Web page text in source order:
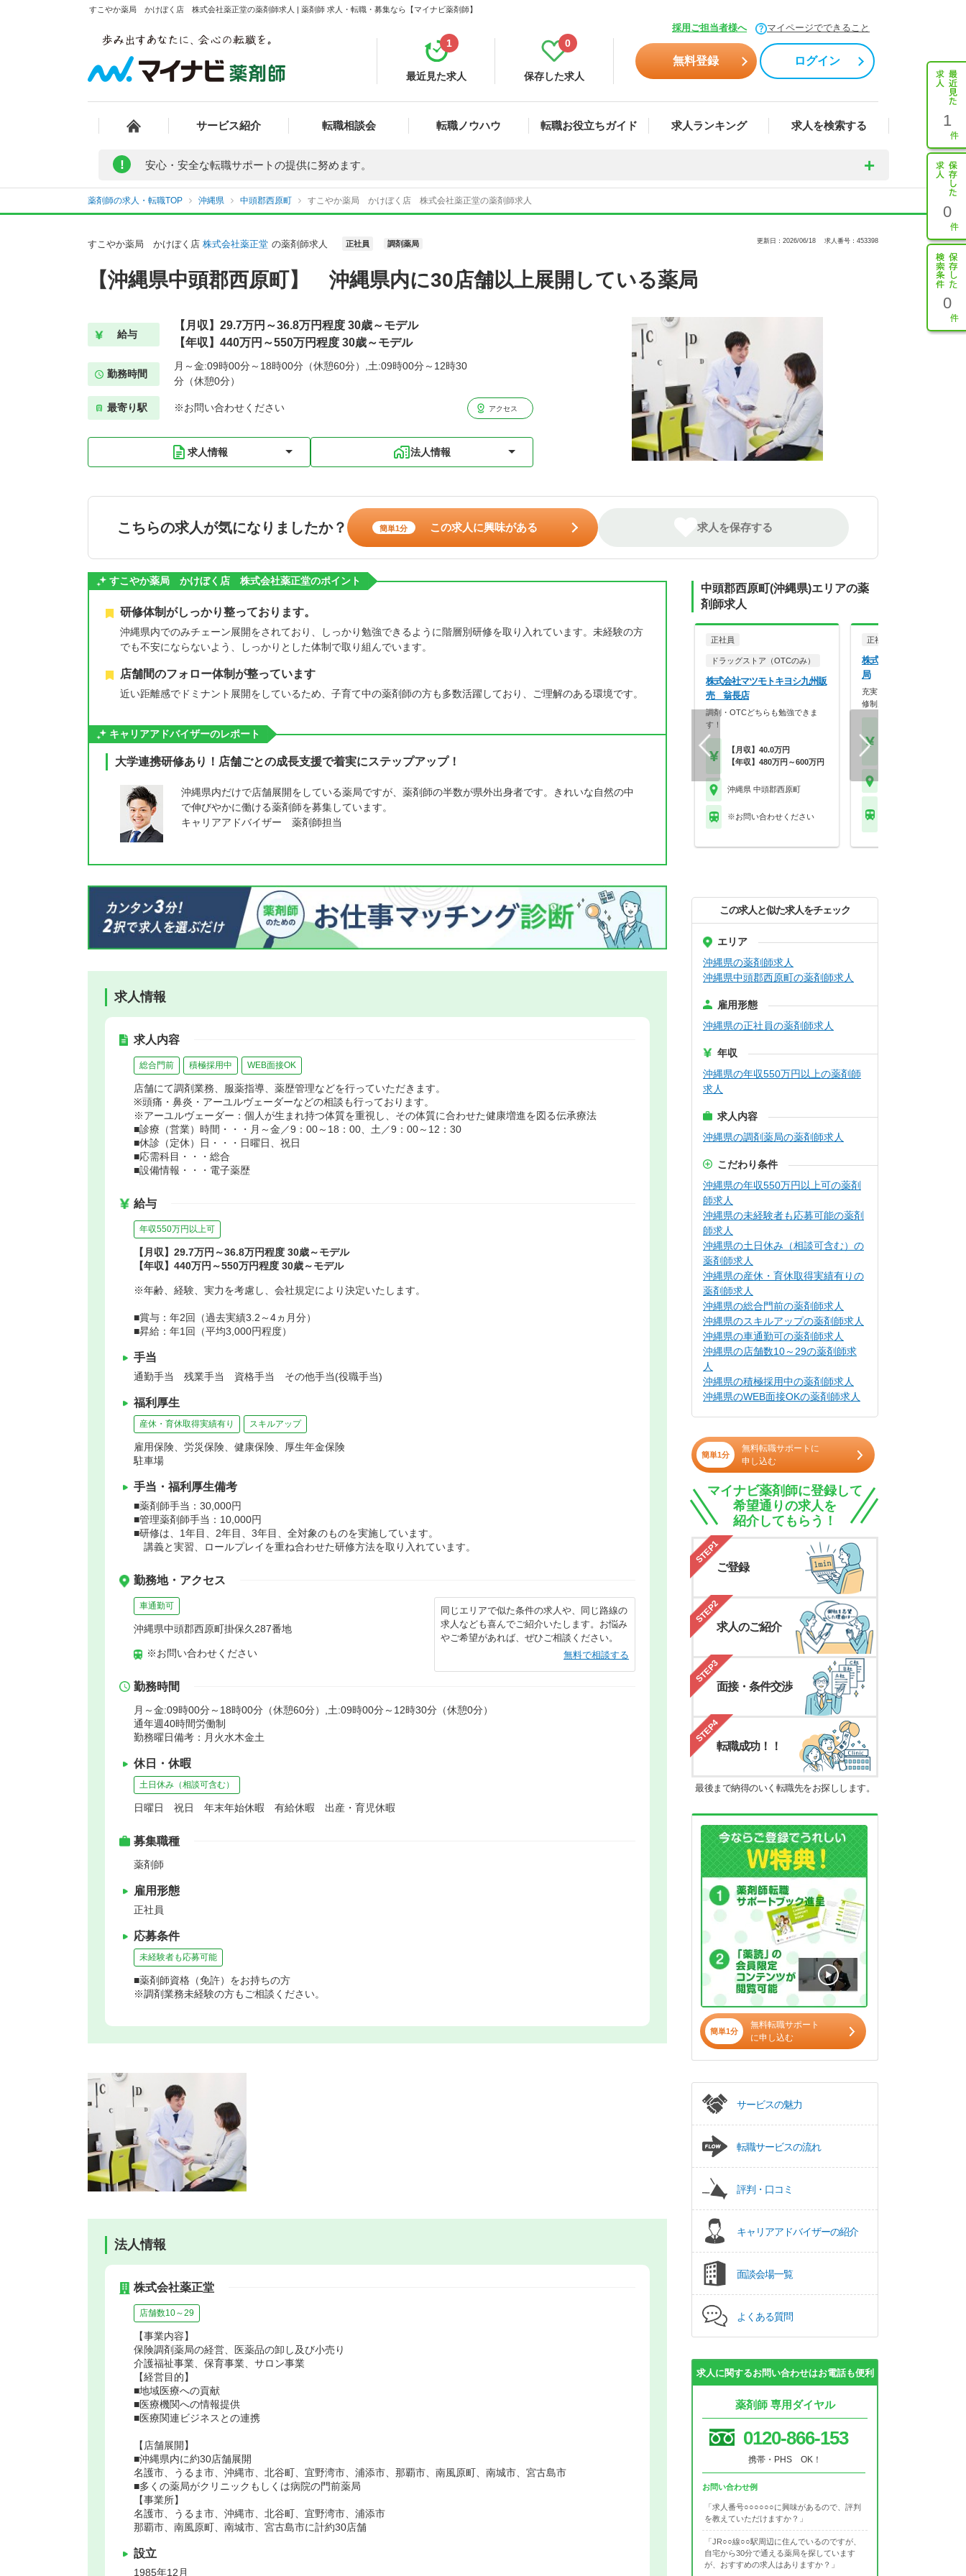
すこやか薬局 かけぼく店 株式会社薬正堂の薬剤師求人 | 薬剤師 求人・転職・募集なら【マイナビ薬剤師】
採用ご担当者様へ マイページでできること
最近見た求人
1
保存した求人
0
無料登録 ログイン
サービス紹介 転職相談会 転職ノウハウ 転職お役立ちガイド 求人ランキング 求人を検索する 1
0
0
! 安心・安全な転職サポートの提供に努めます。
薬剤師の求人・転職TOP 沖縄県 中頭郡西原町 すこやか薬局 かけぼく店 株式会社薬正堂の薬剤師求人
すこやか薬局 かけぼく店 株式会社薬正堂 の薬剤師求人 正社員 調剤薬局 更新日：2026/06/18 求人番号：453398
【沖縄県中頭郡西原町】 沖縄県内に30店舗以上展開している薬局
給与
【月収】29.7万円～36.8万円程度 30歳～モデル
【年収】440万円～550万円程度 30歳～モデル
勤務時間
月～金:09時00分～18時00分（休憩60分）,土:09時00分～12時30
分（休憩0分）
最寄り駅 ※お問い合わせください アクセス
求人情報 法人情報
こちらの求人が気になりましたか？ 簡単1分 この求人に興味がある 求人を保存する
すこやか薬局 かけぼく店 株式会社薬正堂のポイント
研修体制がしっかり整っております。
沖縄県内でのみチェーン展開をされており、しっかり勉強できるように階層別研修を取り入れています。未経験の方
でも不安にならないよう、しっかりとした体制で取り組んでいます。
店舗間のフォロー体制が整っています
近い距離感でドミナント展開をしているため、子育て中の薬剤師の方も多数活躍しており、ご理解のある環境です。
キャリアアドバイザーのレポート
大学連携研修あり！店舗ごとの成長支援で着実にステップアップ！
沖縄県内だけで店舗展開をしている薬局ですが、薬剤師の半数が県外出身者です。きれいな自然の中
で伸びやかに働ける薬剤師を募集しています。
キャリアアドバイザー 薬剤師担当
求人情報
求人内容
総合門前 積極採用中 WEB面接OK
店舗にて調剤業務、服薬指導、薬歴管理などを行っていただきます。
※頭痛・鼻炎・アーユルヴェーダーなどの相談も行っております。
※アーユルヴェーダー：個人が生まれ持つ体質を重視し、その体質に合わせた健康増進を図る伝承療法
■診療（営業）時間・・・月～金／9：00～18：00、土／9：00～12：30
■休診（定休）日・・・日曜日、祝日
■応需科目・・・総合
■設備情報・・・電子薬歴
給与
年収550万円以上可
【月収】29.7万円～36.8万円程度 30歳～モデル
【年収】440万円～550万円程度 30歳～モデル
※年齢、経験、実力を考慮し、会社規定により決定いたします。
■賞与：年2回（過去実績3.2～4ヵ月分）
■昇給：年1回（平均3,000円程度）
手当
通勤手当 残業手当 資格手当 その他手当(役職手当)
福利厚生
産休・育休取得実績有り スキルアップ
雇用保険、労災保険、健康保険、厚生年金保険
駐車場
手当・福利厚生備考
■薬剤師手当：30,000円
■管理薬剤師手当：10,000円
■研修は、1年目、2年目、3年目、全対象のものを実施しています。
講義と実習、ロールプレイを重ね合わせた研修方法を取り入れています。
勤務地・アクセス
車通勤可
沖縄県中頭郡西原町掛保久287番地
※お問い合わせください
同じエリアで似た条件の求人や、同じ路線の
求人なども喜んでご紹介いたします。お悩み
やご希望があれば、ぜひご相談ください。
無料で相談する
勤務時間
月～金:09時00分～18時00分（休憩60分）,土:09時00分～12時30分（休憩0分）
通年週40時間労働制
勤務曜日備考：月火水木金土
休日・休暇
土日休み（相談可含む）
日曜日 祝日 年末年始休暇 有給休暇 出産・育児休暇
募集職種
薬剤師
雇用形態
正社員
応募条件
未経験者も応募可能
■薬剤師資格（免許）をお持ちの方
※調剤業務未経験の方もご相談ください。
法人情報
株式会社薬正堂
店舗数10～29
【事業内容】
保険調剤薬局の経営、医薬品の卸し及び小売り
介護福祉事業、保育事業、サロン事業
【経営目的】
■地域医療への貢献
■医療機関への情報提供
■医療関連ビジネスとの連携
【店舗展開】
■沖縄県内に約30店舗展開
名護市、うるま市、沖縄市、北谷町、宜野湾市、浦添市、那覇市、南風原町、南城市、宮古島市
■多くの薬局がクリニックもしくは病院の門前薬局
【事業所】
名護市、うるま市、沖縄市、北谷町、宜野湾市、浦添市
那覇市、南風原町、南城市、宮古島市に計約30店舗
設立
1985年12月
中頭郡西原町(沖縄県)エリアの薬
剤師求人
正社員
ドラッグストア（OTCのみ）
株式会社マツモトキヨシ九州販
売 翁長店
調剤・OTCどちらも勉強できま
す！
【月収】40.0万円
【年収】480万円～600万円
沖縄県 中頭郡西原町
※お問い合わせください
正社員
株式会社なの花九州 す
局
充実したフォロー体制と監査
修制度で、安心して業…
この求人と似た求人をチェック
エリア
沖縄県の薬剤師求人
沖縄県中頭郡西原町の薬剤師求人
雇用形態
沖縄県の正社員の薬剤師求人
年収
沖縄県の年収550万円以上の薬剤師
求人
求人内容
沖縄県の調剤薬局の薬剤師求人
こだわり条件
沖縄県の年収550万円以上可の薬剤
師求人
沖縄県の未経験者も応募可能の薬剤
師求人
沖縄県の土日休み（相談可含む）の
薬剤師求人
沖縄県の産休・育休取得実績有りの
薬剤師求人
沖縄県の総合門前の薬剤師求人
沖縄県のスキルアップの薬剤師求人
沖縄県の車通勤可の薬剤師求人
沖縄県の店舗数10～29の薬剤師求
人
沖縄県の積極採用中の薬剤師求人
沖縄県のWEB面接OKの薬剤師求人
簡単1分
無料転職サポートに
申し込む
マイナビ薬剤師に登録して
希望通りの求人を
紹介してもらう！
STEP1
ご登録
STEP2
求人のご紹介
STEP3
面接・条件交渉
STEP4
転職成功！！
最後まで納得のいく転職先をお探しします。
簡単1分
無料転職サポート
に申し込む
サービスの魅力
転職サービスの流れ
評判・口コミ
キャリアアドバイザーの紹介
面談会場一覧
よくある質問
求人に関するお問い合わせはお電話も便利
薬剤師 専用ダイヤル
0120-866-153
携帯・PHS OK！
お問い合わせ例
「求人番号○○○○○○に興味があるので、評判
を教えていただけますか？」
「JR○○線○○駅周辺に住んでいるのですが、
自宅から30分で通える薬局を探しています
が、おすすめの求人はありますか？」